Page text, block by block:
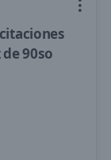
90so